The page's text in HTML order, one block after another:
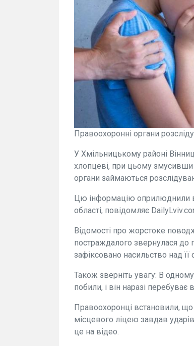
Правоохоронні органи
У Хмільницькому районі
хлопцеві, при цьому змусивши
органи займаються
Цю інформацію оприлюднили в
області, повідомляє
Відомості про жорстоке
постраждалого звернулася до
зафіксовано насильство над
Також зверніть увагу: В
побили, і він наразі перебуває в
Правоохоронці встановили, що
місцевого ліцею завдав
це на відео.